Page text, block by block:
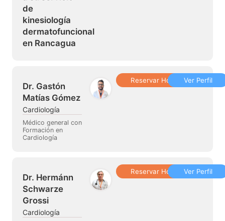
de
kinesiología
dermatofuncional
en Rancagua
Dr. Gastón
Matías Gómez
Cardiología
Médico general con
Formación en
Cardiología
Reservar Hora Ver Perfil
Dr. Hermánn
Schwarze
Grossi
Cardiología
Reservar Hora Ver Perfil